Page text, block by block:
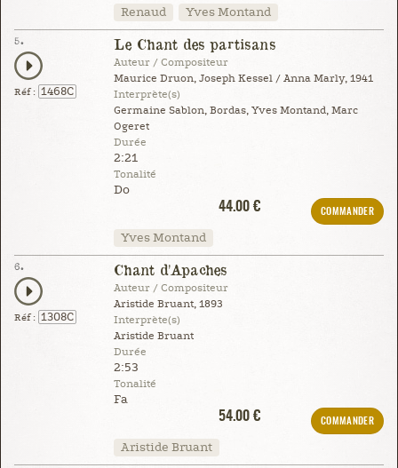
Renaud Yves Montand
5.
Réf : 1468C
Le Chant des partisans
Auteur / Compositeur
Maurice Druon, Joseph Kessel / Anna Marly, 1941
Interprète(s)
Germaine Sablon, Bordas, Yves Montand, Marc
Ogeret
Durée
2:21
Tonalité
Do
44.00 €
COMMANDER
Yves Montand
6.
Réf : 1308C
Chant d'Apaches
Auteur / Compositeur
Aristide Bruant, 1893
Interprète(s)
Aristide Bruant
Durée
2:53
Tonalité
Fa
54.00 €
COMMANDER
Aristide Bruant